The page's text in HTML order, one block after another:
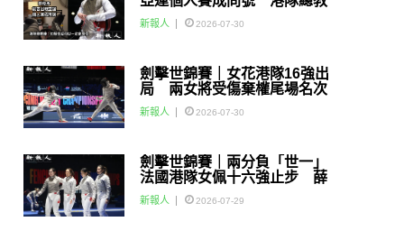
練：如醫生話可以一定會用佢
新報人 2026-07-30
劍擊世錦賽｜女花港隊16強出
局 兩女將受傷棄權尾場名次
賽
新報人 2026-07-30
劍擊世錦賽｜兩分負「世一」
法國港隊女佩十六強止步 薛
雅齊：我好有信心我哋可以做
到世界級嘅Team
新報人 2026-07-29